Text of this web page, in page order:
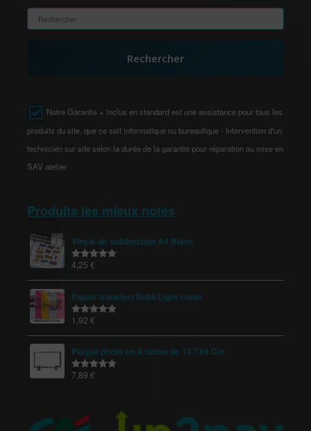
Rechercher
Notre Garantie + inclus en standard est une assistance pour tous les
produits du site, que ce soit informatique ou bureautique - Intervention d'un
technicien sur site selon la durée de la garantie pour réparation ou mise en
SAV atelier
Produits les mieux notés
Vinyle de sublimation A4 Blanc
Note5.00
4,25 €
Papier transfert Subli-Light coton
Note5.00
1,92 €
Plaque photo en Ardoise de 13,7X9 Cm
Note5.00
7,89 €